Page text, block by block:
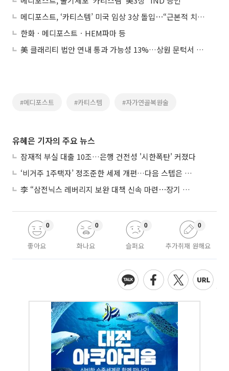
메디포스트, ‘카티스템’ 미국 임상 3상 돌입⋯“근본적 치료제 입증 가속”
한화ㆍ메디포스트ㆍHEM파마 등
美 클래리티 법안 연내 통과 가능성 13%…상원 문턱서 제동
#메디포스트 #카티스템 #자가연골복원술
유혜은 기자의 주요 뉴스
잠재적 부실 대출 10조…은행 건전성 '시한폭탄' 커졌다
‘비거주 1주택자’ 정조준한 세제 개편…다음 스텝은 금융 대책
李 “삼전닉스 레버리지 보완 대책 신속 마련⋯장기 채무 과감히 탕감”
좋아요
0
화나요
0
슬퍼요
0
추가취재 원해요
0